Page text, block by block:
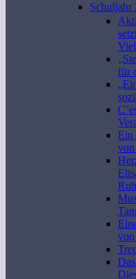
Schuljahr
für
Ein
von